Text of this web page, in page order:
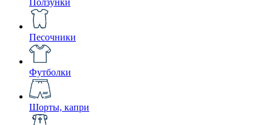
Ползунки
Песочники
Футболки
Шорты, капри